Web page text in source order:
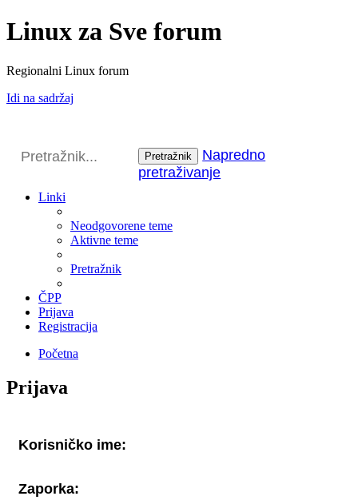
Linux za Sve forum
Regionalni Linux forum
Idi na sadržaj
Pretražnik
Napredno
pretraživanje
Linki
Neodgovorene teme
Aktivne teme
Pretražnik
ČPP
Prijava
Registracija
Početna
Prijava
Korisničko ime:
Zaporka: